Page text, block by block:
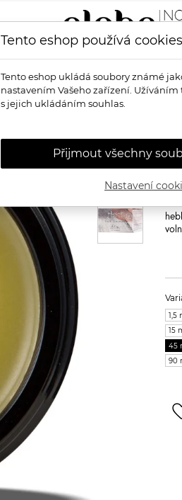
1,5
15
45
90
Tento eshop používá cookies
Tento eshop ukládá soubory známé
nastavením Vašeho zařízení.
s jejich ukládáním souhlas.
Přijmout všechny
Nastavení